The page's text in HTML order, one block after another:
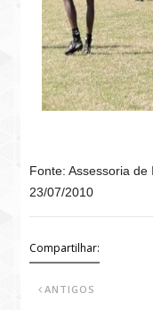
Fonte: Assessoria
23/07/2010
Compartilhar:
ANTIGOS